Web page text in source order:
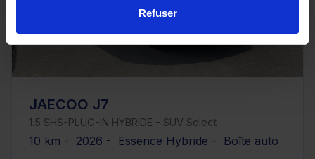
Refuser
JAECOO J7
1.5 SHS-PLUG-IN HYBRIDE - SUV Select
10 km - 2026 - Essence Hybride - Boîte auto